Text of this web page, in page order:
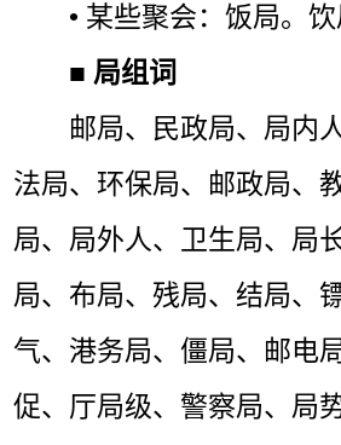
• 某些聚会：饭局。饮
■ 局组词
邮局、民政局、局内
法局、环保局、邮政局、
局、局外人、卫生局、局
局、布局、残局、结局、
气、港务局、僵局、邮电
促、厅局级、警察局、局